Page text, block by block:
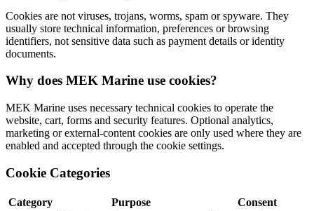
Cookies are not viruses, trojans, worms, spam or spyware. They
usually store technical information, preferences or browsing
identifiers, not sensitive data such as payment details or identity
documents.
Why does MEK Marine use cookies?
MEK Marine uses necessary technical cookies to operate the
website, cart, forms and security features. Optional analytics,
marketing or external-content cookies are only used where they are
enabled and accepted through the cookie settings.
Cookie Categories
Category Purpose
Consent